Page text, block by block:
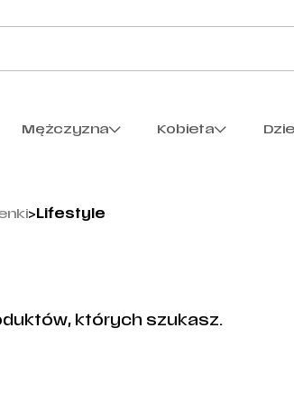
Mężczyzna Kobieta
>Lifestyle
których szukasz.